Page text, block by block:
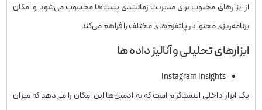
از ابزارهای محبوب برای مدیریت زمانبندی پست‌ها محسوب می‌شود و امکان
برنامه‌ریزی محتوا در پلتفرم‌های مختلف را فراهم می‌کند.
ابزارهای تحلیلی و آنالیز داده ها
Instagram Insights
یک ابزار داخلی اینستاگرام است که به ادمین‌ها این امکان را می‌دهد که میزان